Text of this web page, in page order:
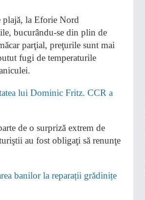
bucurându-se din plin de
parţial, preţurile sunt mai
fugi de temperaturile
lui Dominic Fritz. CCR a
de o surpriză extrem de
au fost obligaţi să renunţe
banilor la reparații grădinițe